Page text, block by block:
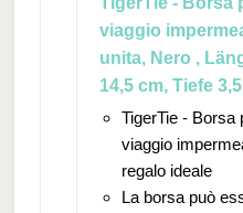
viaggio
unita, Nero ,
14,5 cm, Tiefe
TigerTie - Borsa
viaggio
regalo ideale
La borsa può